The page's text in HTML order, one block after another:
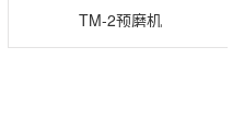
TM-2预磨机